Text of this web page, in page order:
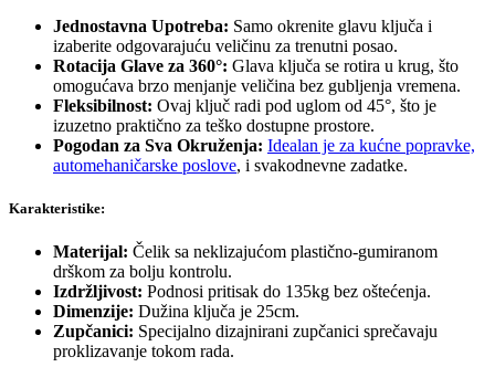
Jednostavna Upotreba: Samo okrenite glavu ključa i
izaberite odgovarajuću veličinu za trenutni posao.
Rotacija Glave za 360°: Glava ključa se rotira u krug, što
omogućava brzo menjanje veličina bez gubljenja vremena.
Fleksibilnost: Ovaj ključ radi pod uglom od 45°, što je
izuzetno praktično za teško dostupne prostore.
Pogodan za Sva Okruženja: Idealan je za kućne popravke,
automehaničarske poslove, i svakodnevne zadatke.
Karakteristike:
Materijal: Čelik sa neklizajućom plastično-gumiranom
drškom za bolju kontrolu.
Izdržljivost: Podnosi pritisak do 135kg bez oštećenja.
Dimenzije: Dužina ključa je 25cm.
Zupčanici: Specijalno dizajnirani zupčanici sprečavaju
proklizavanje tokom rada.